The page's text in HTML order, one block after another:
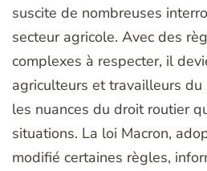
suscite de nombreuses
secteur agricole. Avec des
complexes à respecter, il
agriculteurs et travailleurs du
les nuances du droit routier
situations. La loi Macron,
modifié certaines règles,